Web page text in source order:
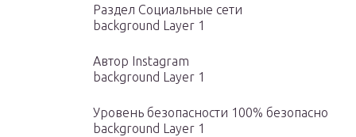
Раздел Социальные сети
background Layer 1
Автор Instagram
background Layer 1
Уровень безопасности 100% безопасно
background Layer 1